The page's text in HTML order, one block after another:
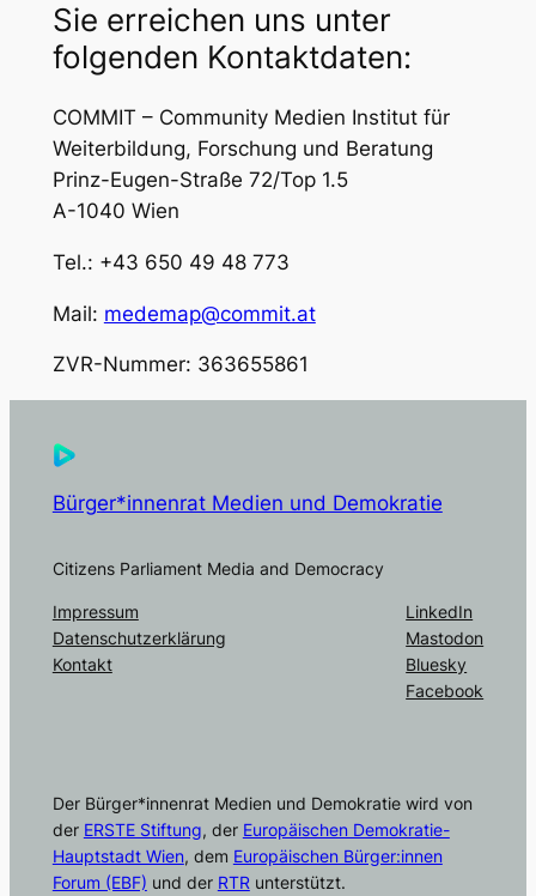
Sie erreichen uns unter
folgenden Kontaktdaten:
COMMIT – Community Medien Institut für
Weiterbildung, Forschung und Beratung
Prinz-Eugen-Straße 72/Top 1.5
A-1040 Wien
Tel.: +43 650 49 48 773
Mail: medemap@commit.at
ZVR-Nummer: 363655861
Bürger*innenrat Medien und Demokratie
Citizens Parliament Media and Democracy
Impressum
Datenschutzerklärung
Kontakt
LinkedIn
Mastodon
Bluesky
Facebook
Der Bürger*innenrat Medien und Demokratie wird von
der ERSTE Stiftung, der Europäischen Demokratie-
Hauptstadt Wien, dem Europäischen Bürger:innen
Forum (EBF) und der RTR unterstützt.